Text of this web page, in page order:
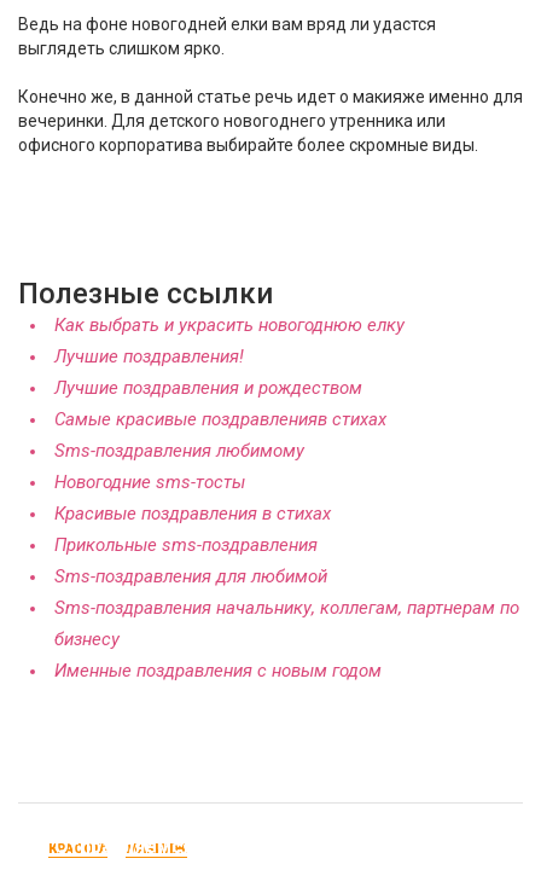
Ведь на фоне новогодней елки вам вряд ли удастся
выглядеть слишком ярко.
Конечно же, в данной статье речь идет о макияже именно для
вечеринки. Для детского новогоднего утренника или
офисного корпоратива выбирайте более скромные виды.
Полезные ссылки
Как выбрать и украсить новогоднюю елку
Лучшие поздравления!
Лучшие поздравления и рождеством
Самые красивые поздравленияв стихах
Sms-поздравления любимому
Новогодние sms-тосты
Красивые поздравления в стихах
Прикольные sms-поздравления
Sms-поздравления для любимой
Sms-поздравления начальнику, коллегам, партнерам по
бизнесу
Именные поздравления с новым годом
КРАСОТА МАКИЯЖ
Отправляемся на море: тонкости пляжного